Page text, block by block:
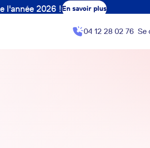
l'année 2026 !En savoir plus
04 12 28 02 76 Se